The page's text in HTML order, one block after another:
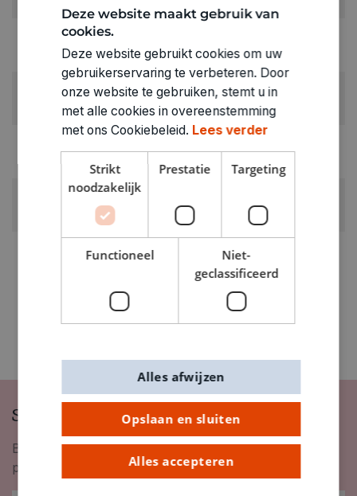
LEVERANCIERSKLEUR:
RUBRIEK:
ARTIKELNUMMER
Schrijf je in op onze nieuwsbrief
Blijf op de hoogte van nieuwigheden, inspiratie,
promoties en meer!
Deze website maakt gebruik van
cookies.
Deze website gebruikt cookies om uw
gebruikerservaring te verbeteren. Door
onze website te gebruiken, stemt u in
met alle cookies in overeenstemming
met ons Cookiebeleid. Lees verder
Strikt
noodzakelijk
Prestatie Targeting
Functioneel
Niet-
geclassificeerd
Opslaan en sluiten
Alles accepteren
Alles afwijzen